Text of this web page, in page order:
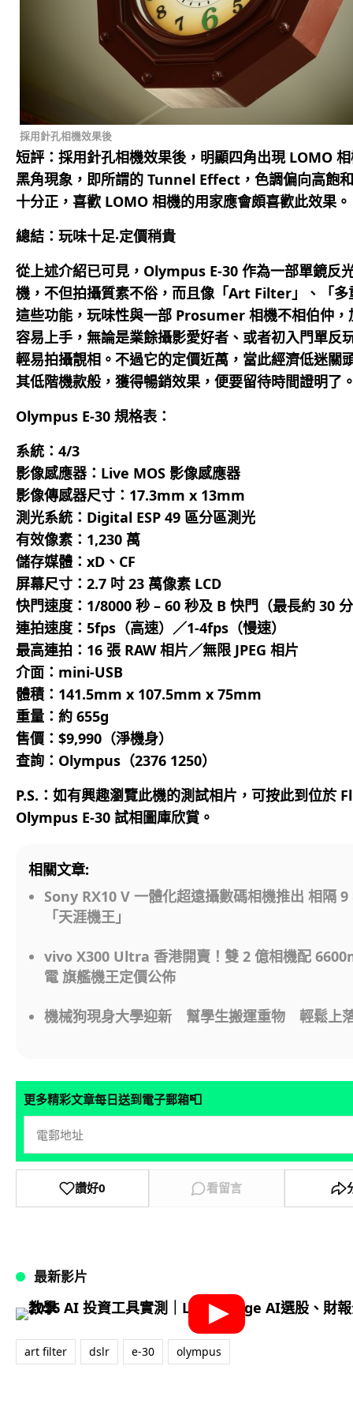
採用針孔相機效果後
短評：採用針孔相機效果後，明顯四角出現 LOMO
黑角現象，即所謂的 Tunnel Effect，色調偏向高飽
十分正，喜歡 LOMO 相機的用家應會頗喜歡此效果。
總結：玩味十足‧定價稍貴
從上述介紹已可見，Olympus E-30 作為一部單鏡反
機，不但拍攝質素不俗，而且像「Art Filter」、「多
這些功能，玩味性與一部 Prosumer 相機不相伯仲，
容易上手，無論是業餘攝影愛好者、或者初入門單反
輕易拍攝靚相。不過它的定價近萬，當此經濟低迷關
其低階機款般，獲得暢銷效果，便要留待時間證明了
Olympus E-30 規格表：
系統：4/3
影像感應器：Live MOS 影像感應器
影像傳感器尺寸：17.3mm x 13mm
測光系統：Digital ESP 49 區分區測光
有效像素：1,230 萬
儲存媒體：xD、CF
屏幕尺寸：2.7 吋 23 萬像素 LCD
快門速度：1/8000 秒 – 60 秒及 B 快門（最長約 30
連拍速度：5fps（高速）／1-4fps（慢速）
最高連拍：16 張 RAW 相片／無限 JPEG 相片
介面：mini-USB
體積：141.5mm x 107.5mm x 75mm
重量：約 655g
售價：$9,990（淨機身）
查詢：Olympus（2376 1250）
P.S.：如有興趣瀏覽此機的測試相片， 可按此到位於
Olympus E-30 試相圖庫欣賞。
相關文章:
Sony RX10 V 一體化超遠攝數碼相機推出 相隔 9
「天涯機王」
vivo X300 Ultra 香港開賣！雙 2 億相機配
電 旗艦機王定價公佈
機械狗現身大學迎新 幫學生搬運重物 輕鬆上
更多精彩文章每日送到電子郵箱📮
讚好0 看留言
最新影片
art filter dslr e-30 olympus